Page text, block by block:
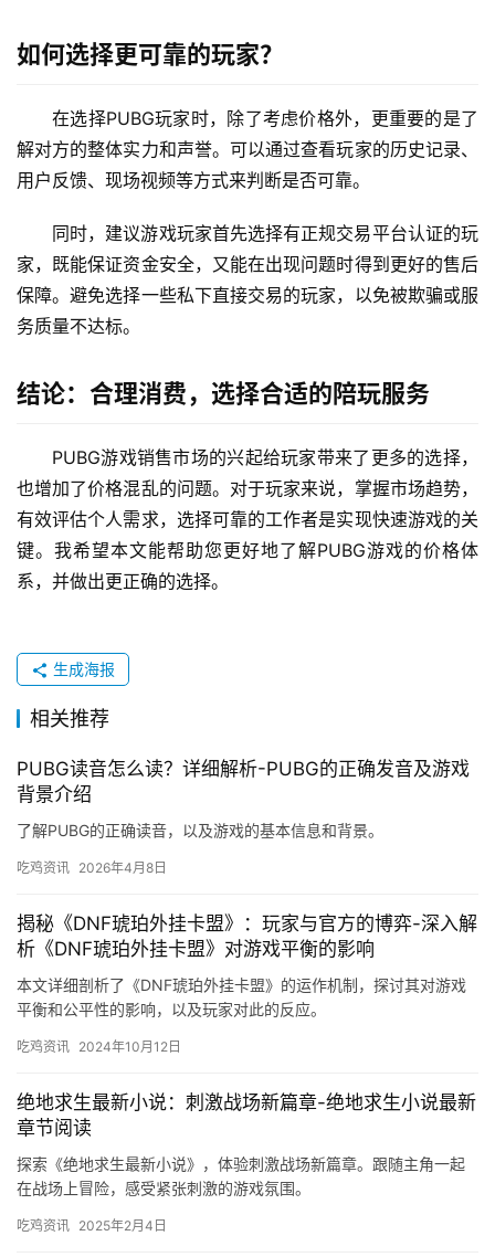
如何选择更可靠的玩家？
在选择PUBG玩家时，除了考虑价格外，更重要的是了
解对方的整体实力和声誉。可以通过查看玩家的历史记录、
用户反馈、现场视频等方式来判断是否可靠。
同时，建议游戏玩家首先选择有正规交易平台认证的玩
家，既能保证资金安全，又能在出现问题时得到更好的售后
保障。避免选择一些私下直接交易的玩家，以免被欺骗或服
务质量不达标。
结论：合理消费，选择合适的陪玩服务
PUBG游戏销售市场的兴起给玩家带来了更多的选择，
也增加了价格混乱的问题。对于玩家来说，掌握市场趋势，
有效评估个人需求，选择可靠的工作者是实现快速游戏的关
键。我希望本文能帮助您更好地了解PUBG游戏的价格体
系，并做出更正确的选择。
生成海报
相关推荐
PUBG读音怎么读？详细解析-PUBG的正确发音及游戏
背景介绍
了解PUBG的正确读音，以及游戏的基本信息和背景。
吃鸡资讯 2026年4月8日
揭秘《DNF琥珀外挂卡盟》：玩家与官方的博弈-深入解
析《DNF琥珀外挂卡盟》对游戏平衡的影响
本文详细剖析了《DNF琥珀外挂卡盟》的运作机制，探讨其对游戏
平衡和公平性的影响，以及玩家对此的反应。
吃鸡资讯 2024年10月12日
绝地求生最新小说：刺激战场新篇章-绝地求生小说最新
章节阅读
探索《绝地求生最新小说》，体验刺激战场新篇章。跟随主角一起
在战场上冒险，感受紧张刺激的游戏氛围。
吃鸡资讯 2025年2月4日